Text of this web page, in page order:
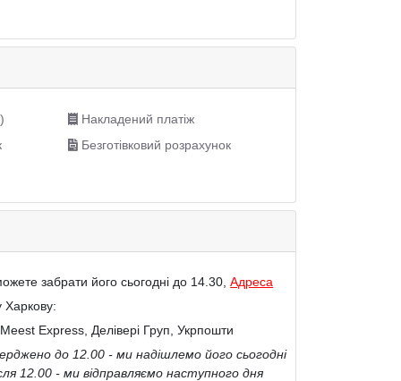
Накладений платіж
Безготівковий розрахунок
забрати його сьогодні до 14.30, Адреса
Харкову:
Express, Делівері Груп, Укрпошти
до 12.00 - ми надішлемо його сьогодні
12.00 - ми відправляємо наступного дня